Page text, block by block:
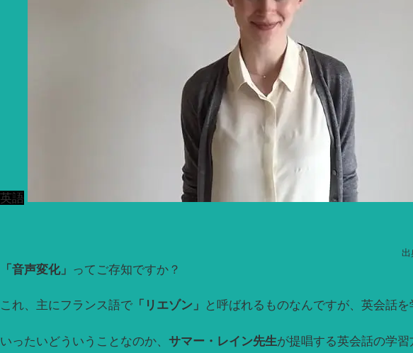
英語
出
「音声変化」 ってご存知ですか？
これ、主にフランス語で 「リエゾン」 と呼ばれるものなんですが、英会話
いったいどういうことなのか、 サマー・レイン先生が提唱する英会話の学習